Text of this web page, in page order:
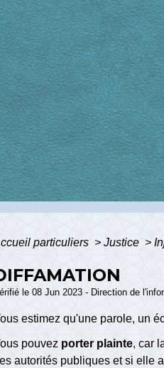
particuliers > Justice >
le 08 Jun 2023 - Direction de
estimez qu'une parole, un
pouvez porter plainte, car
autorités publiques et si elle